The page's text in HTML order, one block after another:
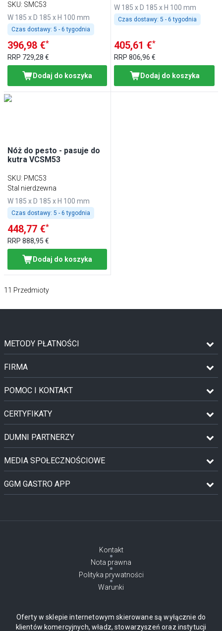
SKU: SMC53
W 185 x D 185 x H 100 mm
Czas dostawy: 5 - 6 tygodnia
396,98 €*
RRP 729,28 €
Dodaj do koszyka
W 185 x D 185 x H 100 mm
Czas dostawy: 5 - 6 tygodnia
405,61 €*
RRP806,96 €
Dodaj do koszyka
Nóż do pesto - pasuje do
kutra VCSM53
SKU: PMC53
Stal nierdzewna
W 185 x D 185 x H 100 mm
Czas dostawy: 5 - 6 tygodnia
448,77 €*
RRP 888,95 €
Dodaj do koszyka
11 Przedmioty
METODY PŁATNOŚCI
FIRMA
POMOC I KONTAKT
CERTYFIKATY
DUMNI PARTNERZY
MEDIA SPOŁECZNOŚCIOWE
GGM GASTRO APP
Kontakt
Nota prawna
Polityka prywatności
Warunki
Oferty w sklepie internetowym skierowane są wyłącznie do
klientów komercyjnych, władz, stowarzyszeń oraz instytucji